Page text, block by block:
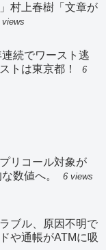
村上春樹「文章が
views
続でワースト逃
トは東京都！
6
リコール対象が
数値へ。
6 views
ブル、原因不明で
や通帳がATMに吸